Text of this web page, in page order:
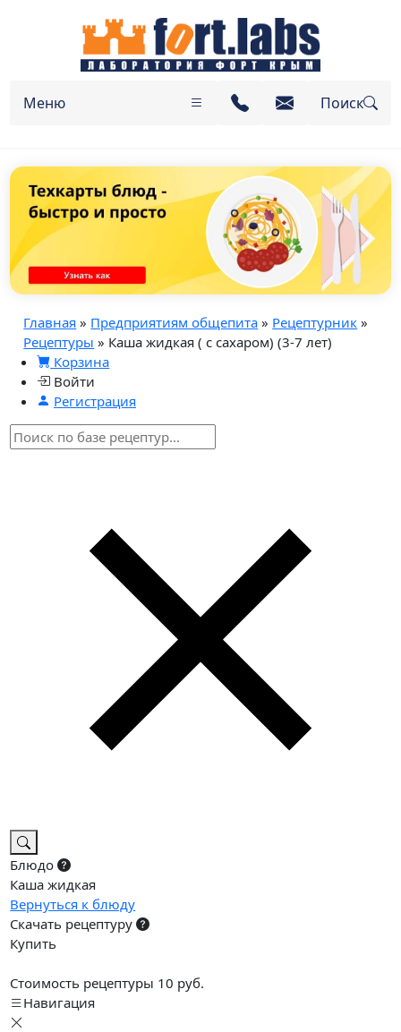
Меню Поиск
Главная » Предприятиям общепита » Рецептурник »
Рецептуры » Каша жидкая ( с сахаром) (3-7 лет)
Корзина
Войти
Регистрация
Блюдо
Каша жидкая
Вернуться к блюду
Скачать рецептуру
Купить
Стоимость рецептуры 10 руб.
Навигация